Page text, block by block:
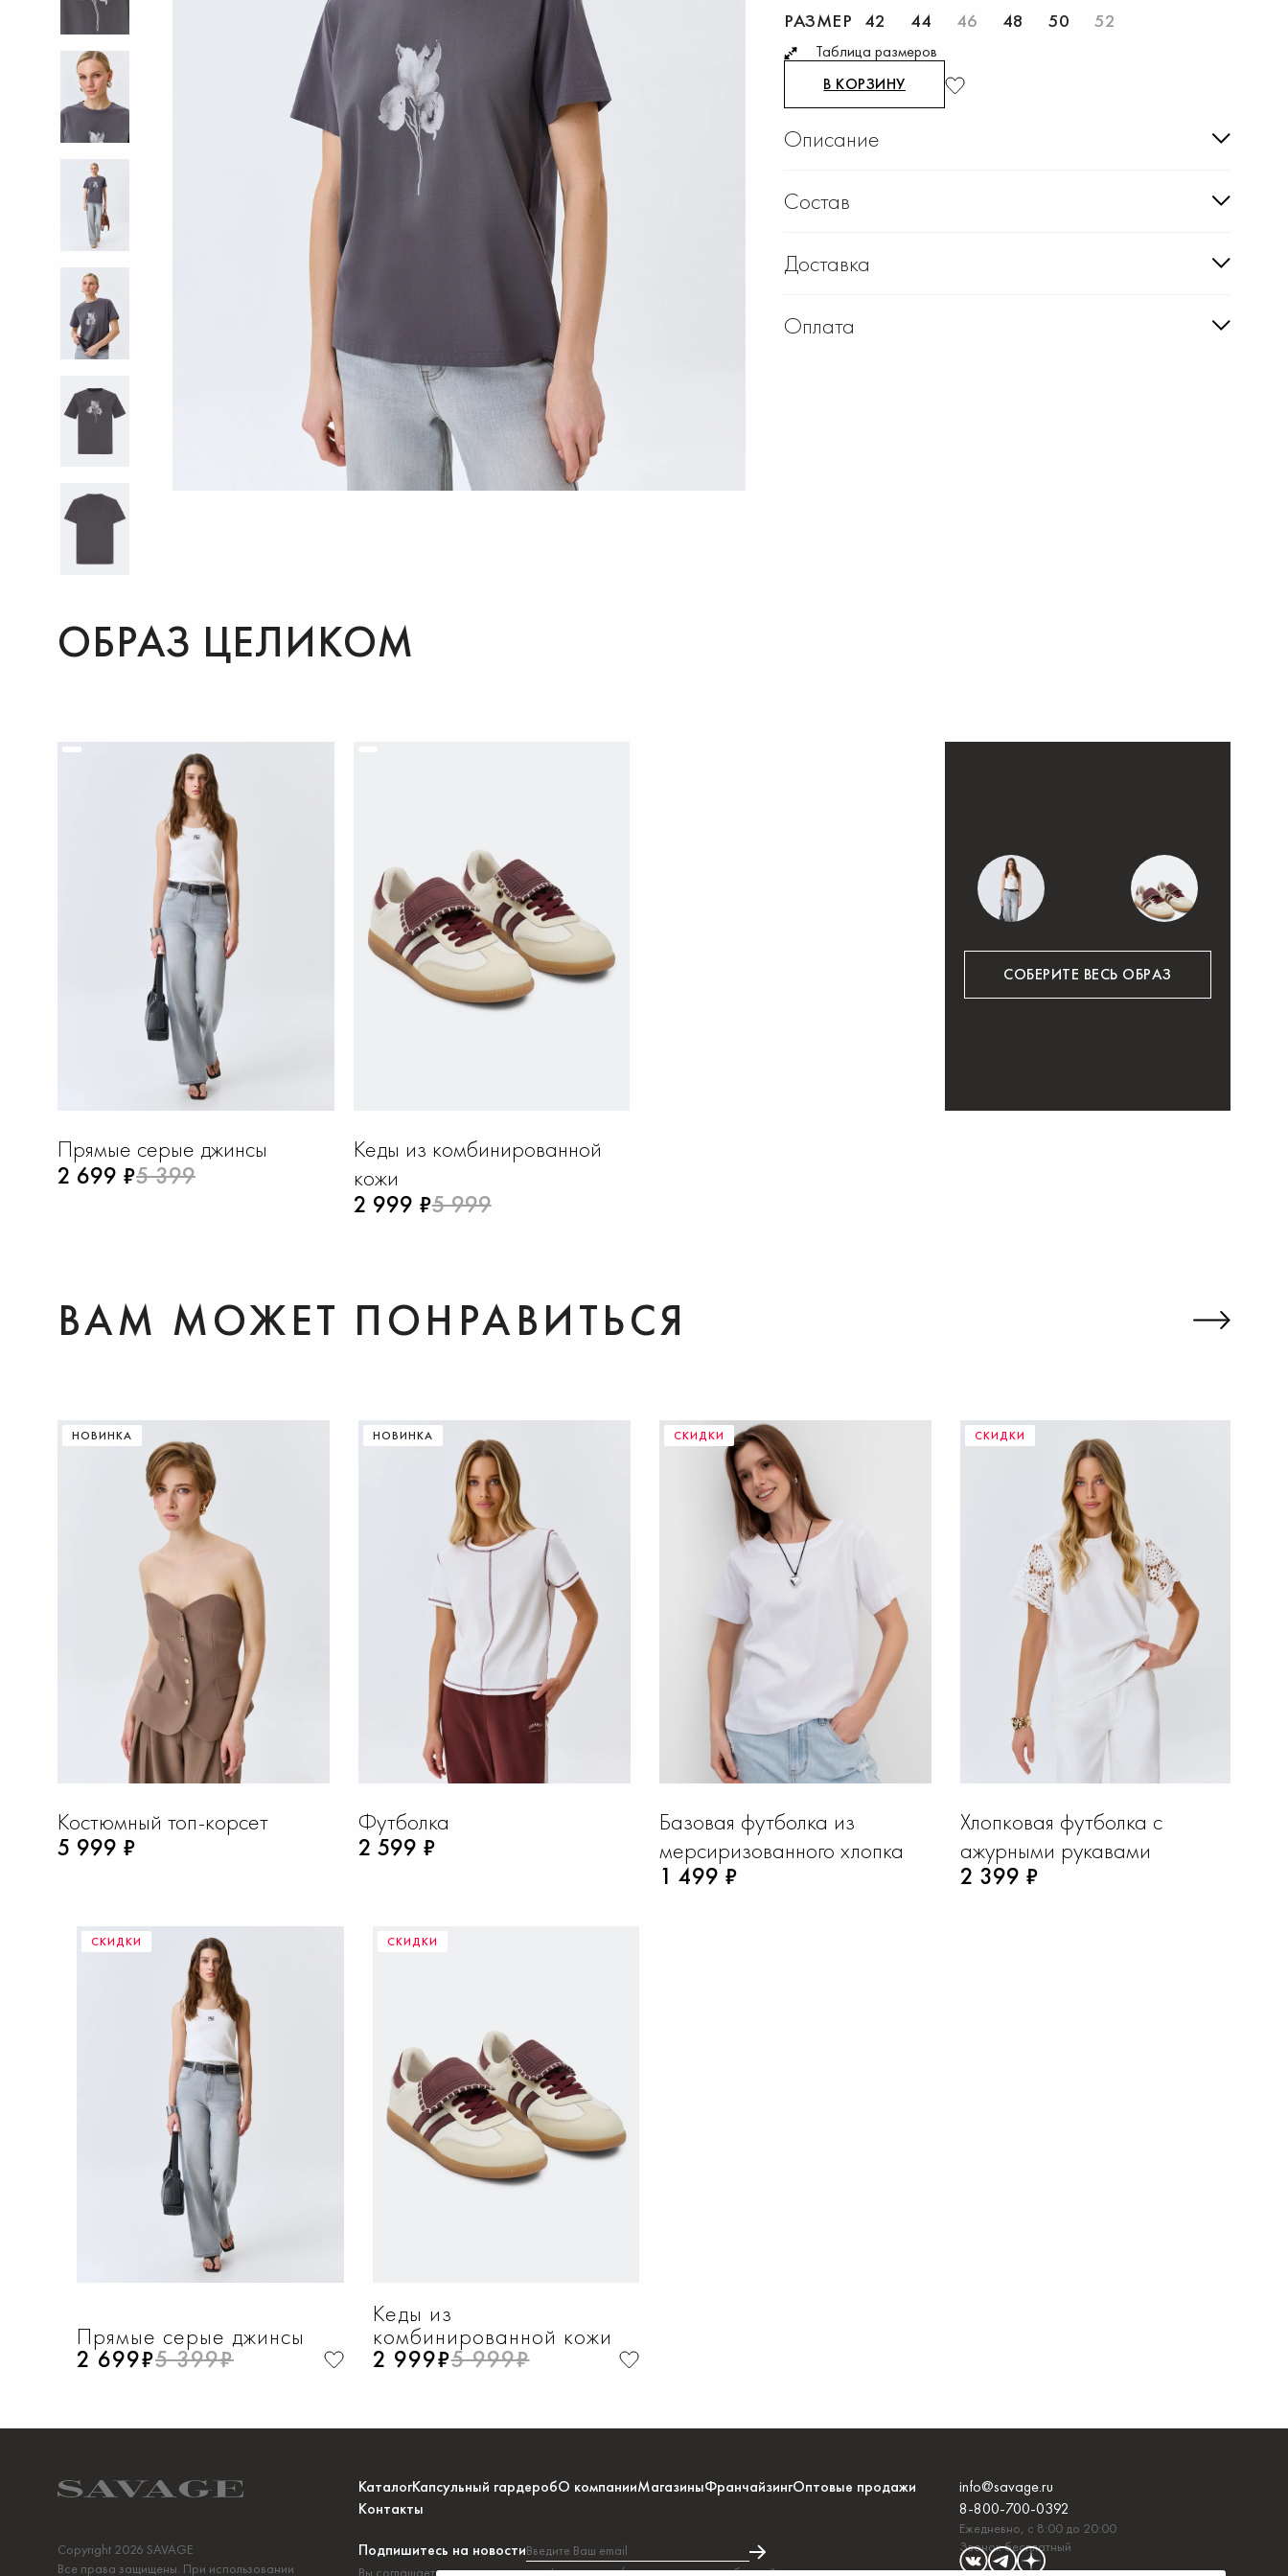
РАЗМЕР 42 44 46 48 50 52
Таблица размеров
В КОРЗИНУ
Описание
Состав
Доставка
Оплата
ОБРАЗ ЦЕЛИКОМ
ДОБАВИТЬ В КОРЗИНУ
46 48
Прямые серые джинсы
2 699 ₽5 399
ДОБАВИТЬ В КОРЗИНУ
38
Кеды из комбинированной
кожи
2 999 ₽5 999
СОБЕРИТЕ ВЕСЬ ОБРАЗ
ВАМ МОЖЕТ ПОНРАВИТЬСЯ
НОВИНКА
Костюмный топ-корсет
5 999 ₽
НОВИНКА
Футболка
2 599 ₽
СКИДКИ
Базовая футболка из
мерсиризованного хлопка
1 499 ₽
СКИДКИ
Хлопковая футболка с
ажурными рукавами
2 399 ₽
СКИДКИ
Прямые серые джинсы
2 699₽5 399₽
СКИДКИ
Кеды из
комбинированной кожи
2 999₽5 999₽
Copyright 2026 SAVAGE
Все права защищены. При использовании
КаталогКапсульный гардеробО компанииМагазиныФранчайзингОптовые продажи
Контакты
Подпишитесь на новостиВведите Ваш email
Вы соглашаетесь на получение информации и/или рекламных сообщений в соответствии с
info@savage.ru
8-800-700-0392
Ежедневно, с 8:00 до 20:00
Звонок бесплатный